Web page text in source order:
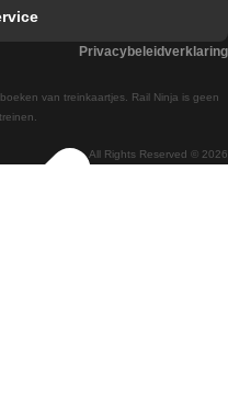
Salzburg
naar Praag All Rights Reserved © 2026
van treinkaartjes. Rail Ninja is geen
Privacybeleidverklaring